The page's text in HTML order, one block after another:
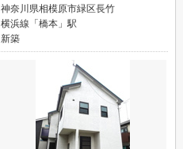
神奈川県相模原市緑区長竹
横浜線「橋本」駅
新築